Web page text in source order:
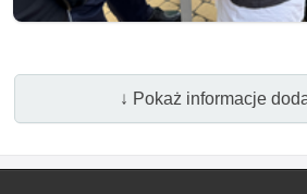
↓ Pokaż informacje